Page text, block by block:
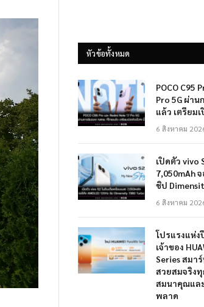
หัวข้อทั้งหมด
POCO C95
Pro 5G ผ่า
แล้ว เตรียม
6 สิงหาคม
เปิดตัว vivo
7,050mAh จ
ชิป
6 สิงหาคม
โปรแรงแห่ง
เจ้าของ
Series สมา
สวยสมจริง
สมนาคุณแล
พลาด